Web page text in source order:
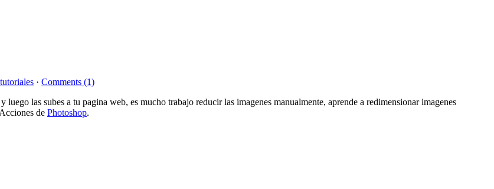
· Comments (1)
las subes a tu pagina web, es mucho trabajo reducir las imagenes manualmente, aprende a redimensionar imagenes
de Photoshop.